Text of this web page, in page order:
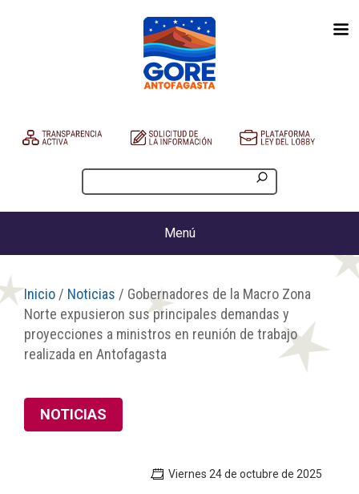
Menú
Inicio / Noticias / Gobernadores de la Macro Zona
Norte expusieron sus principales demandas y
proyecciones a ministros en reunión de trabajo
realizada en Antofagasta
NOTICIAS
Viernes 24 de octubre de 2025